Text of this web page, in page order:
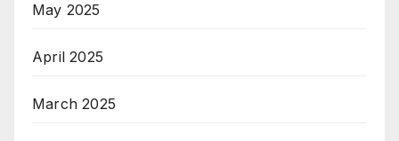
May 2025
April 2025
March 2025